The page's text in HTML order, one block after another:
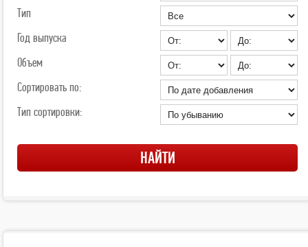
Тип
Год выпуска
Объем
Сортировать по:
Тип сортировки: